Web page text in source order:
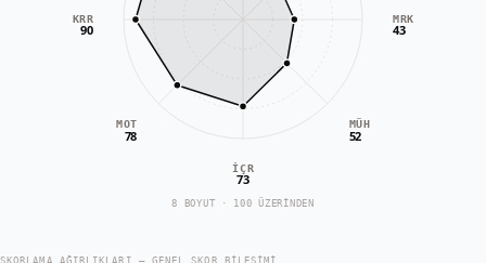
MRK
43
MÜH
52
İÇR
73
MOT
78
KRR
90
8 BOYUT · 100 ÜZERİNDEN
SKORLAMA AĞIRLIKLARI — GENEL SKOR BILEŞIMI